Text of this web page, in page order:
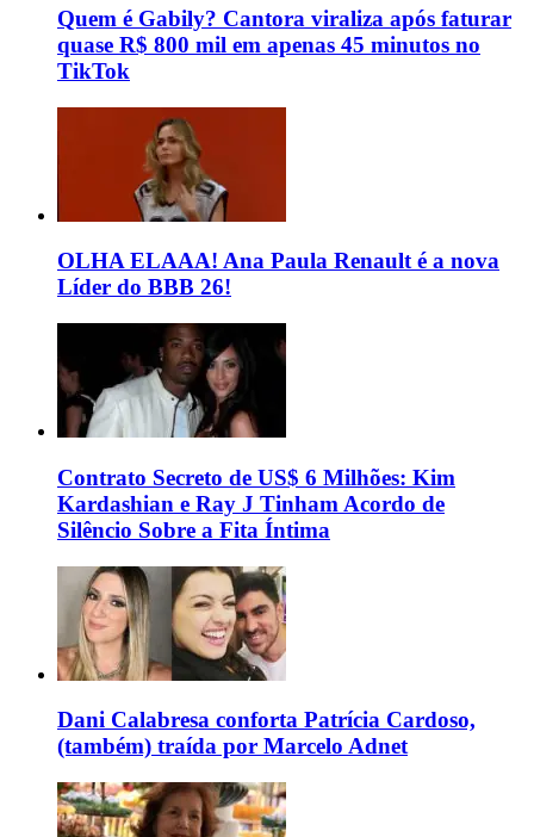
Quem é Gabily? Cantora viraliza após faturar
quase R$ 800 mil em apenas 45 minutos no
TikTok
OLHA ELAAA! Ana Paula Renault é a nova
Líder do BBB 26!
Contrato Secreto de US$ 6 Milhões: Kim
Kardashian e Ray J Tinham Acordo de
Silêncio Sobre a Fita Íntima
Dani Calabresa conforta Patrícia Cardoso,
(também) traída por Marcelo Adnet